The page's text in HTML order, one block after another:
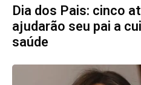
Dia dos Pais: cinco
ajudarão seu pai a
saúde